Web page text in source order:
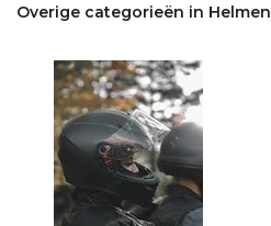
Overige categorieën in Helmen